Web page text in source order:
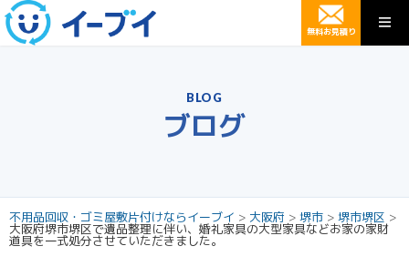
無料お見積り
BLOG
ブログ
不用品回収・ゴミ屋敷片付けならイーブイ > 大阪府 > 堺市 > 堺市堺区 >
大阪府堺市堺区で遺品整理に伴い、婚礼家具の大型家具などお家の家財
道具を一式処分させていただきました。